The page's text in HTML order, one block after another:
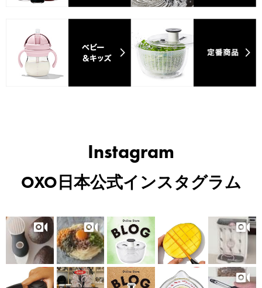
Instagram
OXO日本公式インスタグラム